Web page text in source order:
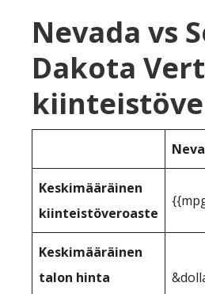
Nevada vs
Dakota
Keskimääräinen
kiinteistöveroaste
Keskimääräinen
talon hinta